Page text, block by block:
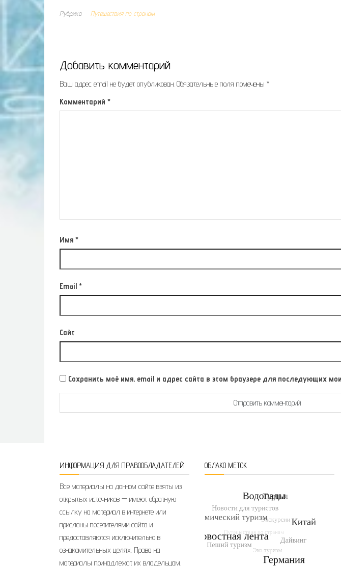
Рубрика Путешествия по странам
Добавить комментарий
Ваш адрес email не будет опубликован. Обязательные поля помечены *
Комментарий *
Имя *
Email *
Сайт
Сохранить моё имя, email и адрес сайта в этом браузере для последующих
ИНФОРМАЦИЯ ДЛЯ ПРАВООБЛАДАТЕЛЕЙ
Все материалы на данном сайте взяты из
открытых источников — имеют обратную
ссылку на материал в интернете или
присланы посетителями сайта и
предоставляются исключительно в
ознакомительных целях. Права на
материалы принадлежат их владельцам.
ОБЛАКО МЕТОК